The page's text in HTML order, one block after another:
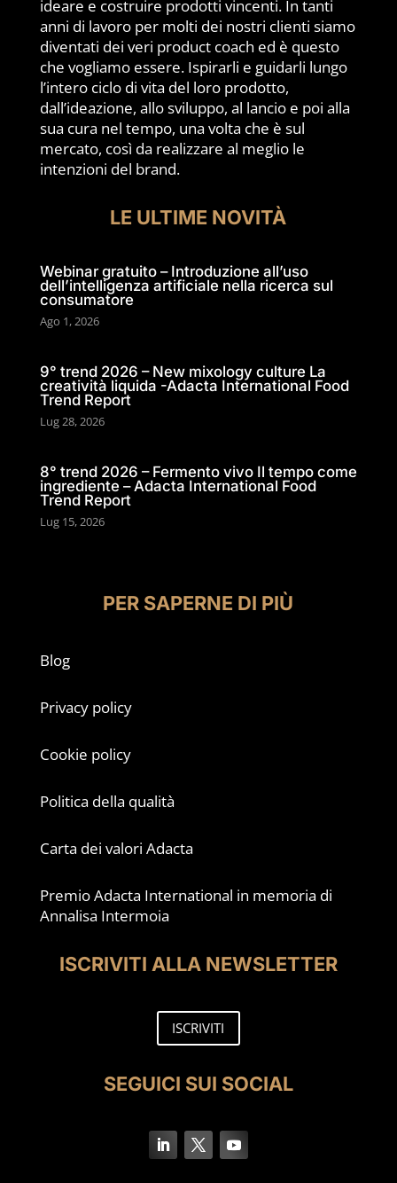
ideare e costruire prodotti vincenti. In tanti
anni di lavoro per molti dei nostri clienti siamo
diventati dei veri product coach ed è questo
che vogliamo essere. Ispirarli e guidarli lungo
l’intero ciclo di vita del loro prodotto,
dall’ideazione, allo sviluppo, al lancio e poi alla
sua cura nel tempo, una volta che è sul
mercato, così da realizzare al meglio le
intenzioni del brand.
LE ULTIME NOVITÀ
Webinar gratuito – Introduzione all’uso
dell’intelligenza artificiale nella ricerca sul
consumatore
Ago 1, 2026
9° trend 2026 – New mixology culture La
creatività liquida -Adacta International Food
Trend Report
Lug 28, 2026
8° trend 2026 – Fermento vivo Il tempo come
ingrediente – Adacta International Food
Trend Report
Lug 15, 2026
PER SAPERNE DI PIÙ
Blog
Privacy policy
Cookie policy
Politica della qualità
Carta dei valori Adacta
Premio Adacta International in memoria di
Annalisa Intermoia
ISCRIVITI ALLA NEWSLETTER
ISCRIVITI
SEGUICI SUI SOCIAL